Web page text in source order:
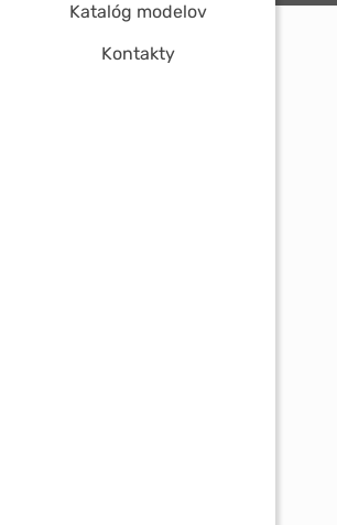
Katalóg modelov
Kontakty